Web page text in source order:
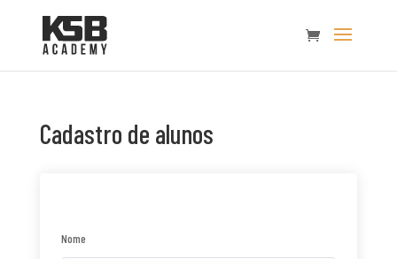
Cadastro de alunos
Nome